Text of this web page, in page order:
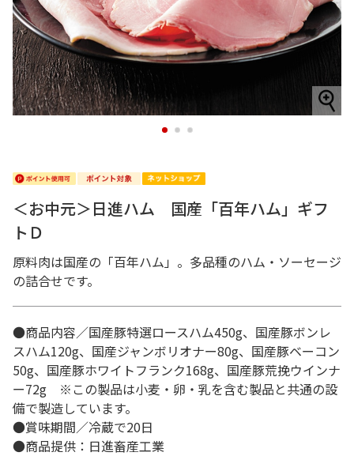
1 2 3
＜お中元＞日進ハム 国産「百年ハム」ギフ
トＤ
原料肉は国産の「百年ハム」。多品種のハム・ソーセージ
の詰合せです。
●商品内容／国産豚特選ロースハム450g、国産豚ボンレ
スハム120g、国産ジャンボリオナー80g、国産豚ベーコン
50g、国産豚ホワイトフランク168g、国産豚荒挽ウインナ
ー72g ※この製品は小麦・卵・乳を含む製品と共通の設
備で製造しています。
●賞味期間／冷蔵で20日
●商品提供：日進畜産工業